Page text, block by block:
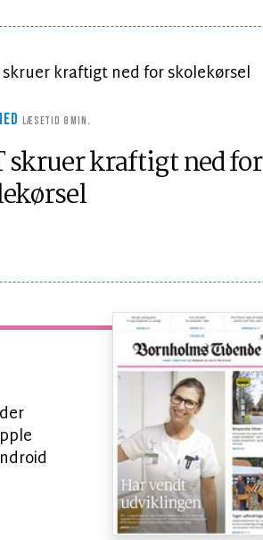
LÆSETID 8 MIN.
skruer kraftigt ned for